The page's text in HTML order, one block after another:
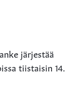
järjestää
tiistaisin 14.